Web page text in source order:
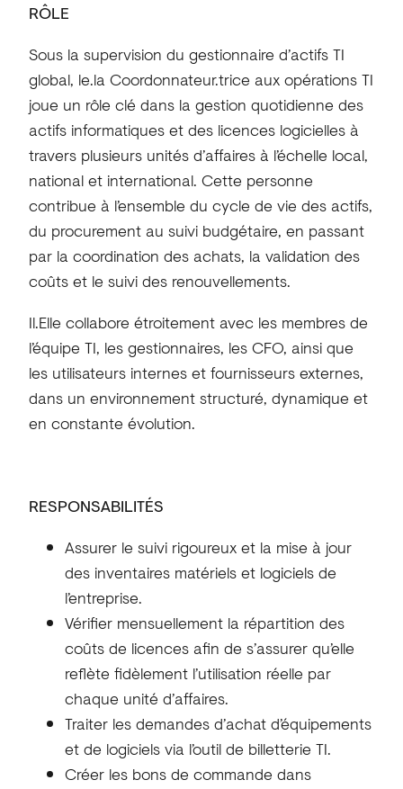
RÔLE
Sous la supervision du gestionnaire d’actifs TI
global, le.la Coordonnateur.trice aux opérations TI
joue un rôle clé dans la gestion quotidienne des
actifs informatiques et des licences logicielles à
travers plusieurs unités d’affaires à l’échelle local,
national et international. Cette personne
contribue à l’ensemble du cycle de vie des actifs,
du procurement au suivi budgétaire, en passant
par la coordination des achats, la validation des
coûts et le suivi des renouvellements.
Il.Elle collabore étroitement avec les membres de
l’équipe TI, les gestionnaires, les CFO, ainsi que
les utilisateurs internes et fournisseurs externes,
dans un environnement structuré, dynamique et
en constante évolution.
RESPONSABILITÉS
Assurer le suivi rigoureux et la mise à jour
des inventaires matériels et logiciels de
l’entreprise.
Vérifier mensuellement la répartition des
coûts de licences afin de s’assurer qu’elle
reflète fidèlement l’utilisation réelle par
chaque unité d’affaires.
Traiter les demandes d’achat d’équipements
et de logiciels via l’outil de billetterie TI.
Créer les bons de commande dans